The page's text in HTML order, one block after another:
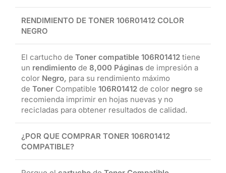
RENDIMIENTO DE TONER 106R01412 COLOR
NEGRO
El cartucho de Toner compatible 106R01412 tiene
un rendimiento de 8,000 Páginas de impresión a
color Negro, para su rendimiento máximo
de Toner Compatible 106R01412 de color negro se
recomienda imprimir en hojas nuevas y no
recicladas para obtener resultados de calidad.
¿POR QUE COMPRAR TONER 106R01412
COMPATIBLE?